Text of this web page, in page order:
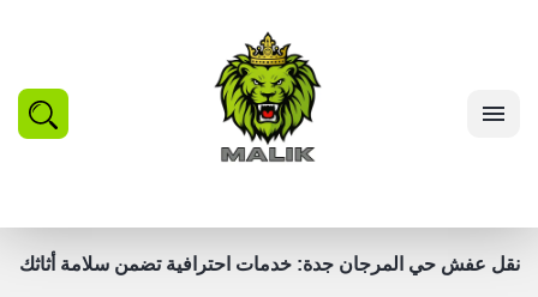
نقل عفش حي المرجان جدة: خدمات احترافية تضمن سلامة أثاثك